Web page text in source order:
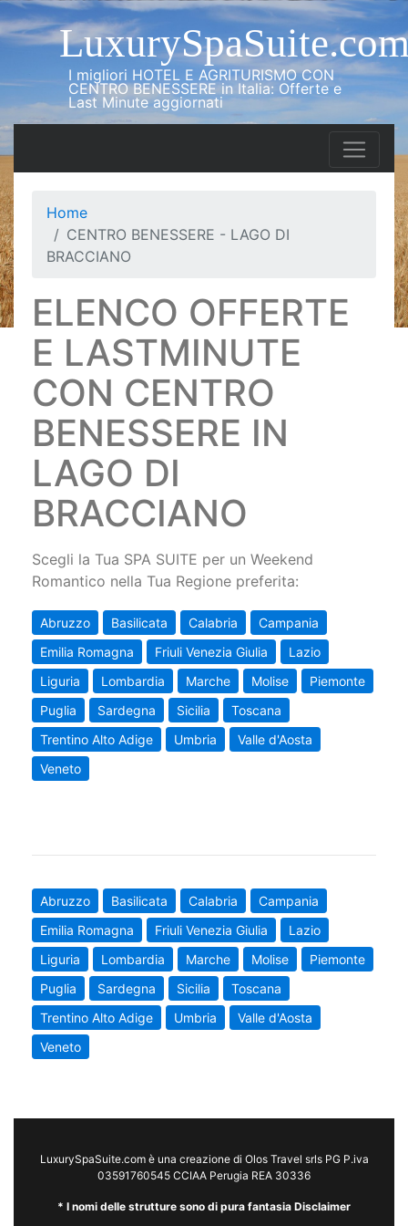
I migliori HOTEL E AGRITURISMO CON
CENTRO BENESSERE in Italia: Offerte e
Last Minute aggiornati
Home
CENTRO BENESSERE - LAGO DI
BRACCIANO
ELENCO OFFERTE
E LASTMINUTE
CON CENTRO
BENESSERE IN
LAGO DI
BRACCIANO
Scegli la Tua SPA SUITE per un Weekend
Romantico nella Tua Regione preferita:
Abruzzo Basilicata Calabria
Campania
Emilia Romagna
Friuli Venezia Giulia
Lazio
Liguria
Lombardia Marche Molise
Piemonte
Puglia
Sardegna Sicilia
Toscana
Trentino Alto Adige
Umbria
Valle d'Aosta
Veneto
Abruzzo Basilicata Calabria
Campania
Emilia Romagna
Friuli Venezia Giulia
Lazio
Liguria
Lombardia Marche Molise
Piemonte
Puglia
Sardegna Sicilia
Toscana
Trentino Alto Adige
Umbria
Valle d'Aosta
Veneto
LuxurySpaSuite.com è una creazione di Olos Travel srls PG P.iva
03591760545 CCIAA Perugia REA 30336
* I nomi delle strutture sono di pura fantasia Disclaimer